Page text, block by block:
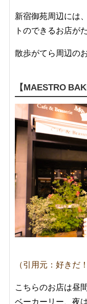
新宿御苑周辺には
トのできるお店が
散歩がてら 周辺の
【 MAESTRO
（引用元：好きだ
こちらのお店は昼
ベーカーリー、夜